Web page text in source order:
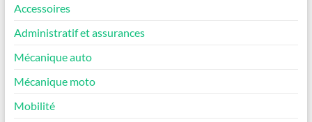
Accessoires
Administratif et assurances
Mécanique auto
Mécanique moto
Mobilité